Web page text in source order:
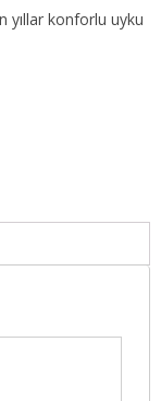
yıllar konforlu uyku